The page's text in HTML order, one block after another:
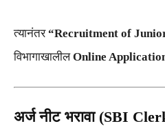
त्यानंतर“Recruitment of
विभागाखालीलOnline
अर्ज नीट भरावा (SBI